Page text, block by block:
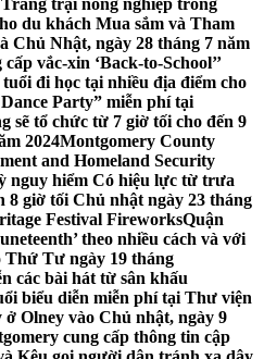
trại nông nghiệp trong
du khách Mua sắm và Tham
Chủ Nhật, ngày 28 tháng 7 năm
vắc-xin ‘Back-to-School’’
đi học tại nhiều địa điểm cho
Party” miễn phí tại
sẽ tổ chức từ 7 giờ tối cho đến 9
2024Montgomery County
and Homeland Security
nguy hiểm Có hiệu lực từ trưa
8 giờ tối Chủ nhật ngày 23 tháng
Festival FireworksQuận
theo nhiều cách và với
Thứ Tư ngày 19 tháng
các bài hát từ sân khấu
biểu diễn miễn phí tại Thư viện
Olney vào Chủ nhật, ngày 9
cung cấp thông tin cập